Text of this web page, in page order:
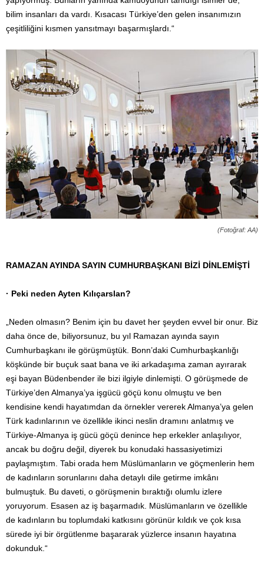
bilim insanları da vardı. Kısacası Türkiye’den gelen insanımızın
çeşitliliğini kısmen yansıtmayı başarmışlardı.“
(Fotoğraf: AA)
RAMAZAN AYINDA SAYIN CUMHURBAŞKANI BİZİ DİNLEMİŞTİ
· Peki neden Ayten Kılıçarslan?
„Neden olmasın? Benim için bu davet her şeyden evvel bir onur. Biz
daha önce de, biliyorsunuz, bu yıl Ramazan ayında sayın
Cumhurbaşkanı ile görüşmüştük. Bonn’daki Cumhurbaşkanlığı
köşkünde bir buçuk saat bana ve iki arkadaşıma zaman ayırarak
eşi bayan Büdenbender ile bizi ilgiyle dinlemişti. O görüşmede de
Türkiye’den Almanya’ya işgücü göçü konu olmuştu ve ben
kendisine kendi hayatımdan da örnekler vererek Almanya’ya gelen
Türk kadınlarının ve özellikle ikinci neslin dramını anlatmış ve
Türkiye-Almanya iş gücü göçü denince hep erkekler anlaşılıyor,
ancak bu doğru değil, diyerek bu konudaki hassasiyetimizi
paylaşmıştım. Tabi orada hem Müslümanların ve göçmenlerin hem
de kadınların sorunlarını daha detaylı dile getirme imkânı
bulmuştuk. Bu daveti, o görüşmenin bıraktığı olumlu izlere
yoruyorum. Esasen az iş başarmadık. Müslümanların ve özellikle
de kadınların bu toplumdaki katkısını görünür kıldık ve çok kısa
sürede iyi bir örgütlenme başararak yüzlerce insanın hayatına
dokunduk.“